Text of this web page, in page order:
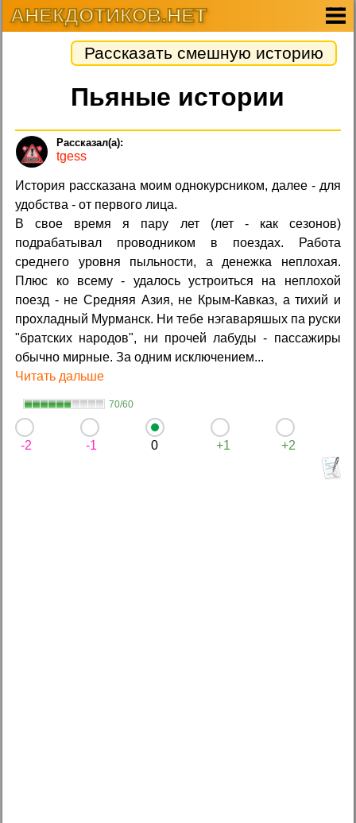
АНЕКДОТИКОВ.НЕТ
Рассказать смешную историю
Пьяные истории
tgess
История рассказана моим однокурсником, далее - для
удобства - от первого лица.
В свое время я пару лет (лет - как сезонов)
подрабатывал проводником в поездах. Работа
среднего уровня пыльности, а денежка неплохая.
Плюс ко всему - удалось устроиться на неплохой
поезд - не Средняя Азия, не Крым-Кавказ, а тихий и
прохладный Мурманск. Ни тебе нэгаваряшых па руски
"братских народов", ни прочей лабуды - пассажиры
обычно мирные. За одним исключением...
Читать дальше
70/60
-2 -1 0 +1 +2